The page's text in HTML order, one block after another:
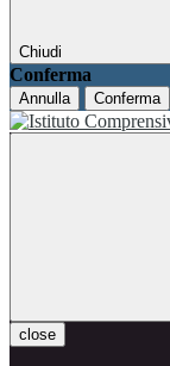
Chiudi
Conferma
Annulla Conferma
close